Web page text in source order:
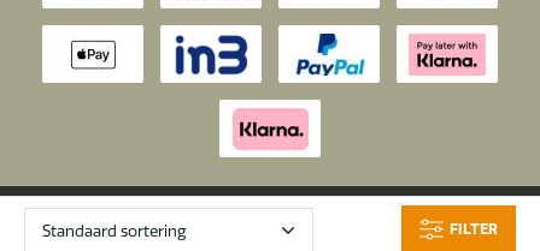
FILTER
© 2026 Latour
Tuinmeubelen
| Latour Tuinmeubelen krijgt een 9.6 / 10van 10 op
basis van
beoordelingen.